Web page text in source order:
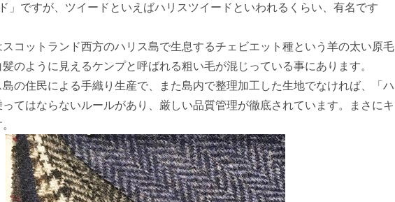
」ですが、ツイードといえばハリスツイードといわれるくらい、有名です
スコットランド西方のハリス島で生息するチェビエット種という羊の太い原毛
のように見えるケンプと呼ばれる粗い毛が混じっている事にあります。
の住民による手織り生産で、また島内で整理加工した生地でなければ、「ハ
てはならないルールがあり、厳しい品質管理が徹底されています。まさにキ